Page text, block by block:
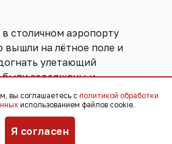
столичном аэропорту
вышли на лётное поле и
улетающий
были задержаны и
Угрозы безопасности
никто не
сообщили
в пресс-службе
вы соглашаетесь с политикой обработки
использованием файлов cookie.
Я согласен